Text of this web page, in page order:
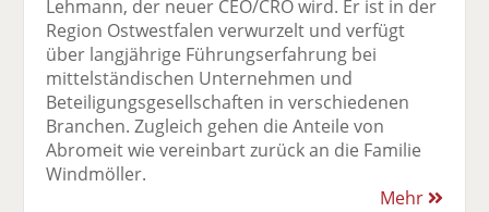
Lehmann, der neuer CEO/CRO wird. Er ist in der
Region Ostwestfalen verwurzelt und verfügt
über langjährige Führungserfahrung bei
mittelständischen Unternehmen und
Beteiligungsgesellschaften in verschiedenen
Branchen. Zugleich gehen die Anteile von
Abromeit wie vereinbart zurück an die Familie
Windmöller.
Mehr